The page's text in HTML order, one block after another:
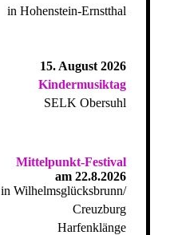
in Hohenstein-Ernstthal
15. August 2026
Kindermusiktag
SELK Obersuhl
Mittelpunkt-Festival
am 22.8.2026
in Wilhelmsglücksbrunn/
Creuzburg
Harfenklänge